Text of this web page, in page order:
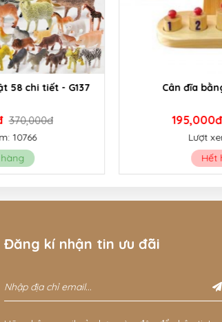
Cân đĩa bằng gỗ - G047B
230,000đ
Lượt xem: 6306
Đăng kí nhận tin ưu đãi